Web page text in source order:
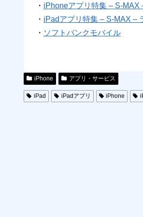
・ iPhoneアプリ特集 – S-MAX
・ iPadアプリ特集 – S-MAX –
・ ソフトバンクモバイル
iPhone アプリ・サービス
iPad iPadアプリ iPhone